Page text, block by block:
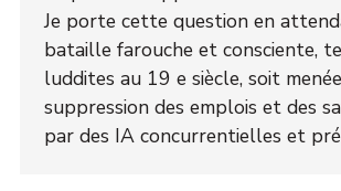
Je porte cette question en
bataille farouche et consciente,
luddites au 19 e siècle, soit
suppression des emplois et des
par des IA concurrentielles et